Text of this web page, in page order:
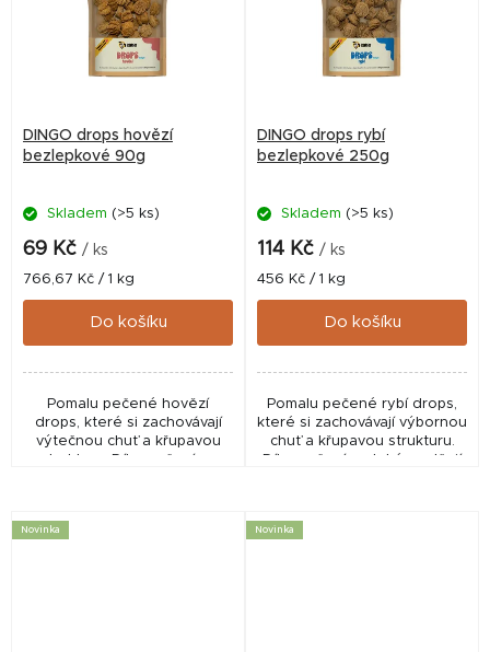
DINGO drops hovězí
bezlepkové 90g
Skladem (>5 ks)
69 Kč / ks
Měrná
cena:
766,67 Kč / 1 kg
Do košíku
Pomalu pečené hovězí
drops, které si zachovávají
výtečnou chuť a křupavou
strukturu. Díky pečení se
DINGO drops rybí
bezlepkové 250g
Skladem (>5 ks)
114 Kč / ks
Měrná
cena:
456 Kč / 1 kg
Do košíku
Pomalu pečené rybí drops,
které si zachovávají výbornou
chuť a křupavou strukturu.
Díky pečení se také uvolňují
Novinka Novinka